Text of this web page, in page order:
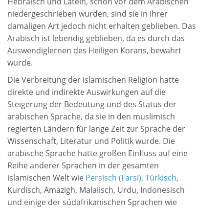
niedergeschrieben wurden, sind sie in ihrer
damaligen Art jedoch nicht erhalten geblieben. Das
Arabisch ist lebendig geblieben, da es durch das
Auswendiglernen des Heiligen Korans, bewahrt
wurde.
Die Verbreitung der islamischen Religion hatte
direkte und indirekte Auswirkungen auf die
Steigerung der Bedeutung und des Status der
arabischen Sprache, da sie in den muslimisch
regierten Ländern für lange Zeit zur Sprache der
Wissenschaft, Literatur und Politik wurde. Die
arabische Sprache hatte großen Einfluss auf eine
Reihe anderer Sprachen in der gesamten
islamischen Welt wie Persisch (Farsi), Türkisch,
Kurdisch, Amazigh, Malaiisch, Urdu, Indonesisch
und einige der südafrikanischen Sprachen wie